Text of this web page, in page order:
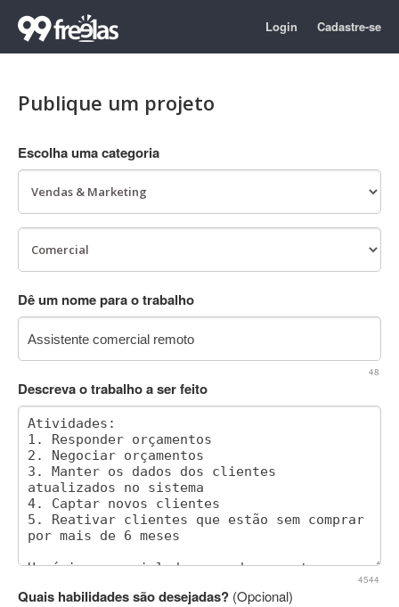
Login Cadastre-se
Publique um projeto
Escolha uma categoria
Dê um nome para o trabalho
48
Descreva o trabalho a ser feito
4544
Quais habilidades são desejadas? (Opcional)